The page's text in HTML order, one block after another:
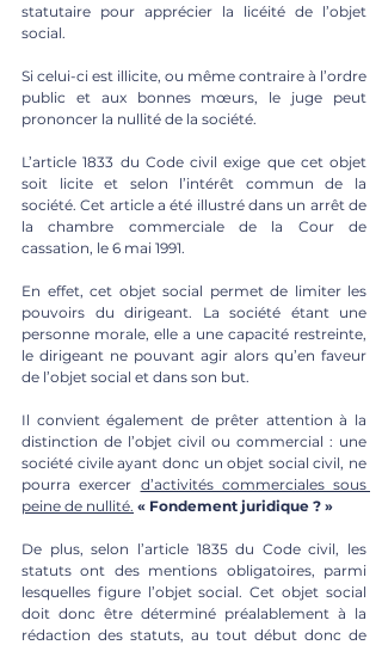
statutaire pour apprécier la licéité de l’objet
social.
Si celui-ci est illicite, ou même contraire à l’ordre
public et aux bonnes mœurs, le juge peut
prononcer la nullité de la société.
L’article 1833 du Code civil exige que cet objet
soit licite et selon l’intérêt commun de la
société. Cet article a été illustré dans un arrêt de
la chambre commerciale de la Cour de
cassation, le 6 mai 1991.
En effet, cet objet social permet de limiter les
pouvoirs du dirigeant. La société étant une
personne morale, elle a une capacité restreinte,
le dirigeant ne pouvant agir alors qu’en faveur
de l’objet social et dans son but.
Il convient également de prêter attention à la
distinction de l’objet civil ou commercial : une
société civile ayant donc un objet social civil, ne
pourra exercer d’activités commerciales sous
peine de nullité. « Fondement juridique ? »
De plus, selon l’article 1835 du Code civil, les
statuts ont des mentions obligatoires, parmi
lesquelles figure l’objet social. Cet objet social
doit donc être déterminé préalablement à la
rédaction des statuts, au tout début donc de